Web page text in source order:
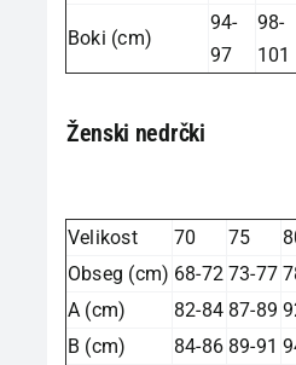
Boki (cm)
94-
97
98-
101
Ženski nedrčki
Velikost 70 75
Obseg (cm) 68-72 73-77
A (cm)
82-84 87-89
B (cm)
84-86 89-91